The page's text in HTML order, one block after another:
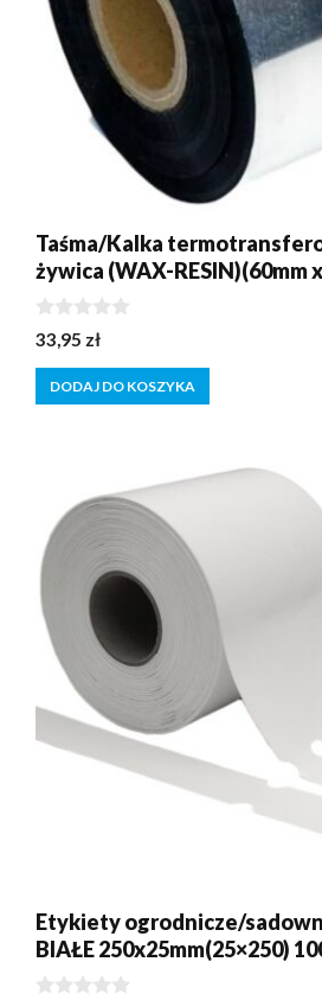
Taśma/Kalka
żywica (WAX-RESIN)(60mm
0
z
5
33,95 zł
DODAJ DO KOSZYKA
Etykiety ogrodnicze/
BIAŁE 250x25mm(25×250)